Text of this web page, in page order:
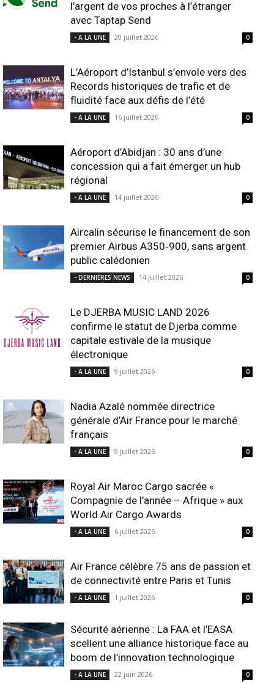
l’argent de vos proches à l’étranger
avec Taptap Send
- A LA UNE 20 juillet 2026 0
L’Aéroport d’Istanbul s’envole vers des
Records historiques de trafic et de
fluidité face aux défis de l’été
- A LA UNE 16 juillet 2026 0
Aéroport d’Abidjan : 30 ans d’une
concession qui a fait émerger un hub
régional
- A LA UNE 14 juillet 2026 0
Aircalin sécurise le financement de son
premier Airbus A350‑900, sans argent
public calédonien
- DERNIÈRES NEWS 14 juillet 2026 0
Le DJERBA MUSIC LAND 2026
confirme le statut de Djerba comme
capitale estivale de la musique
électronique
- A LA UNE 9 juillet 2026 0
Nadia Azalé nommée directrice
générale d’Air France pour le marché
français
- A LA UNE 9 juillet 2026 0
Royal Air Maroc Cargo sacrée «
Compagnie de l’année – Afrique » aux
World Air Cargo Awards
- A LA UNE 6 juillet 2026 0
Air France célèbre 75 ans de passion et
de connectivité entre Paris et Tunis
- A LA UNE 1 juillet 2026 0
Sécurité aérienne : La FAA et l’EASA
scellent une alliance historique face au
boom de l’innovation technologique
- A LA UNE 22 juin 2026 0